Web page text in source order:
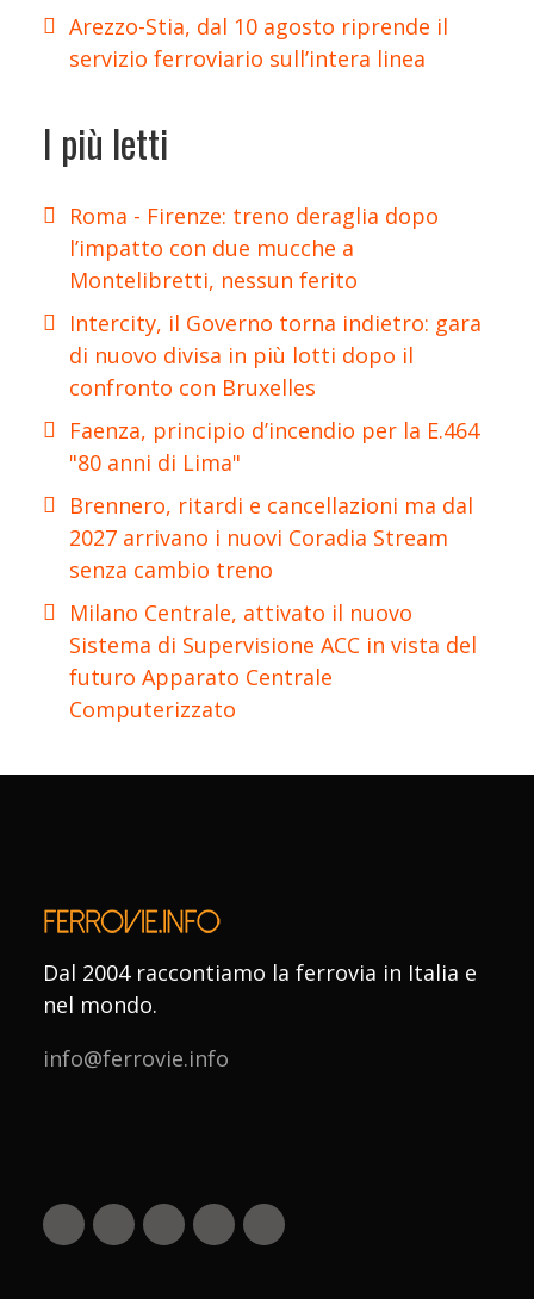
Arezzo-Stia, dal 10 agosto riprende il
servizio ferroviario sull’intera linea
I più letti
Roma - Firenze: treno deraglia dopo
l’impatto con due mucche a
Montelibretti, nessun ferito
Intercity, il Governo torna indietro: gara
di nuovo divisa in più lotti dopo il
confronto con Bruxelles
Faenza, principio d’incendio per la E.464
"80 anni di Lima"
Brennero, ritardi e cancellazioni ma dal
2027 arrivano i nuovi Coradia Stream
senza cambio treno
Milano Centrale, attivato il nuovo
Sistema di Supervisione ACC in vista del
futuro Apparato Centrale
Computerizzato
Dal 2004 raccontiamo la ferrovia in Italia e
nel mondo.
info@ferrovie.info